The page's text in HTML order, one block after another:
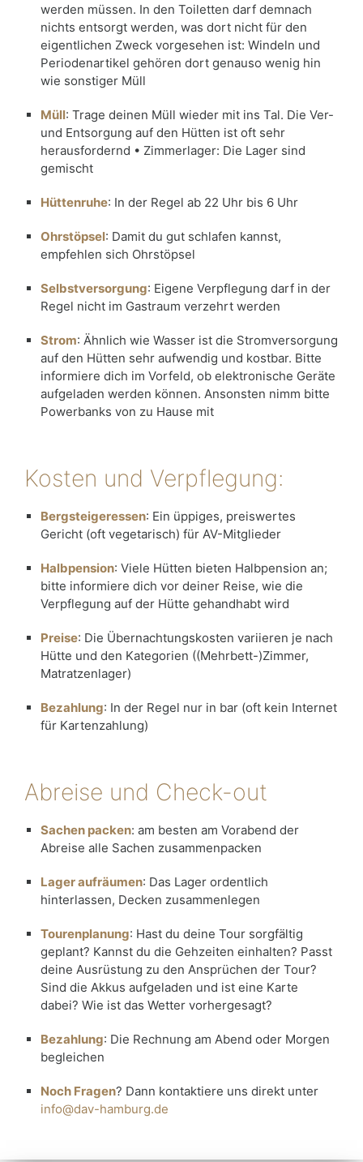
werden müssen. In den Toiletten darf demnach
nichts entsorgt werden, was dort nicht für den
eigentlichen Zweck vorgesehen ist: Windeln und
Periodenartikel gehören dort genauso wenig hin
wie sonstiger Müll
Müll: Trage deinen Müll wieder mit ins Tal. Die Ver-
und Entsorgung auf den Hütten ist oft sehr
herausfordernd • Zimmerlager: Die Lager sind
gemischt
Hüttenruhe: In der Regel ab 22 Uhr bis 6 Uhr
Ohrstöpsel: Damit du gut schlafen kannst,
empfehlen sich Ohrstöpsel
Selbstversorgung: Eigene Verpflegung darf in der
Regel nicht im Gastraum verzehrt werden
Strom: Ähnlich wie Wasser ist die Stromversorgung
auf den Hütten sehr aufwendig und kostbar. Bitte
informiere dich im Vorfeld, ob elektronische Geräte
aufgeladen werden können. Ansonsten nimm bitte
Powerbanks von zu Hause mit
Kosten und Verpflegung:
Bergsteigeressen: Ein üppiges, preiswertes
Gericht (oft vegetarisch) für AV-Mitglieder
Halbpension: Viele Hütten bieten Halbpension an;
bitte informiere dich vor deiner Reise, wie die
Verpflegung auf der Hütte gehandhabt wird
Preise: Die Übernachtungskosten variieren je nach
Hütte und den Kategorien ((Mehrbett-)Zimmer,
Matratzenlager)
Bezahlung: In der Regel nur in bar (oft kein Internet
für Kartenzahlung)
Abreise und Check-out
Sachen packen: am besten am Vorabend der
Abreise alle Sachen zusammenpacken
Lager aufräumen: Das Lager ordentlich
hinterlassen, Decken zusammenlegen
Tourenplanung: Hast du deine Tour sorgfältig
geplant? Kannst du die Gehzeiten einhalten? Passt
deine Ausrüstung zu den Ansprüchen der Tour?
Sind die Akkus aufgeladen und ist eine Karte
dabei? Wie ist das Wetter vorhergesagt?
Bezahlung: Die Rechnung am Abend oder Morgen
begleichen
Noch Fragen? Dann kontaktiere uns direkt unter
info@dav-hamburg.de